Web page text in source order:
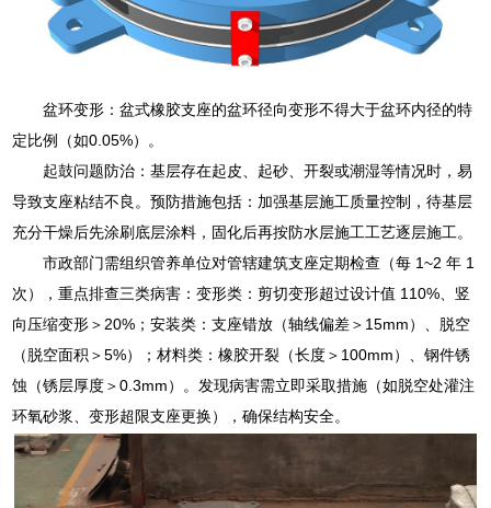
盆环变形：盆式橡胶支座的盆环径向变形不得大于盆环内径的特
定比例（如0.05%）。
起鼓问题防治：基层存在起皮、起砂、开裂或潮湿等情况时，易
导致支座粘结不良。预防措施包括：加强基层施工质量控制，待基层
充分干燥后先涂刷底层涂料，固化后再按防水层施工工艺逐层施工。
市政部门需组织管养单位对管辖建筑支座定期检查（每 1~2 年 1
次），重点排查三类病害：变形类：剪切变形超过设计值 110%、竖
向压缩变形＞20%；安装类：支座错放（轴线偏差＞15mm）、脱空
（脱空面积＞5%）；材料类：橡胶开裂（长度＞100mm）、钢件锈
蚀（锈层厚度＞0.3mm）。发现病害需立即采取措施（如脱空处灌注
环氧砂浆、变形超限支座更换），确保结构安全。